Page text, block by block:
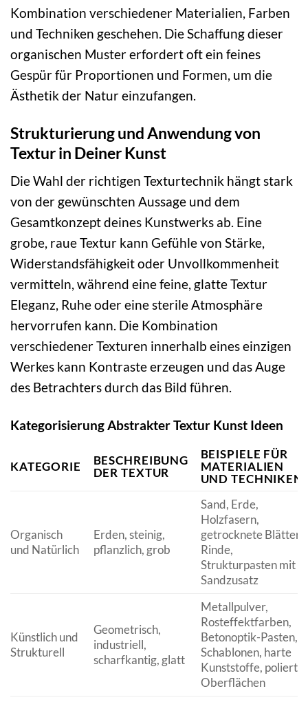
Kombination verschiedener Materialien, Farben
und Techniken geschehen. Die Schaffung dieser
organischen Muster erfordert oft ein feines
Gespür für Proportionen und Formen, um die
Ästhetik der Natur einzufangen.
Strukturierung und Anwendung von
Textur in Deiner Kunst
Die Wahl der richtigen Texturtechnik hängt stark
von der gewünschten Aussage und dem
Gesamtkonzept deines Kunstwerks ab. Eine
grobe, raue Textur kann Gefühle von Stärke,
Widerstandsfähigkeit oder Unvollkommenheit
vermitteln, während eine feine, glatte Textur
Eleganz, Ruhe oder eine sterile Atmosphäre
hervorrufen kann. Die Kombination
verschiedener Texturen innerhalb eines einzigen
Werkes kann Kontraste erzeugen und das Auge
des Betrachters durch das Bild führen.
Kategorisierung Abstrakter Textur Kunst Ideen
KATEGORIE
BESCHREIBUNG
DER TEXTUR
BEISPIELE FÜR
MATERIALIEN
UND TECHNIKEN
Organisch
und Natürlich
Erden, steinig,
pflanzlich, grob
Sand, Erde,
Holzfasern,
getrocknete Blätter,
Rinde,
Strukturpasten mit
Sandzusatz
Künstlich und
Strukturell
Geometrisch,
industriell,
scharfkantig, glatt
Metallpulver,
Rosteffektfarben,
Betonoptik-Pasten,
Schablonen, harte
Kunststoffe, polierte
Oberflächen